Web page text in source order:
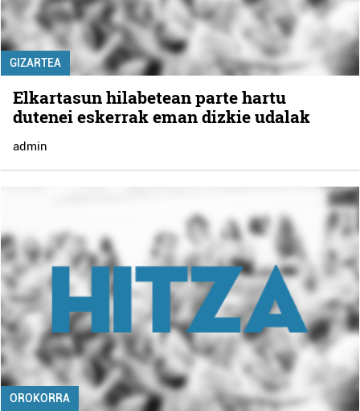
GIZARTEA
Elkartasun hilabetean parte hartu
dutenei eskerrak eman dizkie udalak
admin
OROKORRA